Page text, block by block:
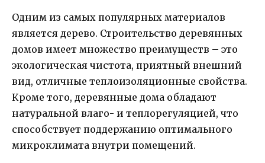
Одним из самых популярных материалов
является дерево. Строительство деревянных
домов имеет множество преимуществ – это
экологическая чистота, приятный внешний
вид, отличные теплоизоляционные свойства.
Кроме того, деревянные дома обладают
натуральной влаго- и теплорегуляцией, что
способствует поддержанию оптимального
микроклимата внутри помещений.